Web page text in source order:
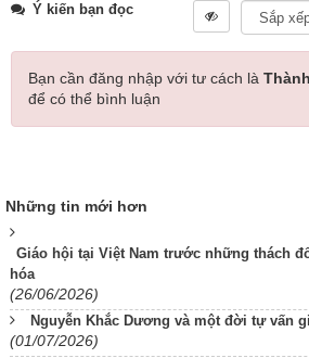
Ý kiến bạn đọc
Bạn cần đăng nhập với tư cách là
để có thể bình luận
Những tin mới hơn
Giáo hội tại Việt Nam trước những thách
hóa
(26/06/2026)
Nguyễn Khắc Dương và một đời tự vấn
(01/07/2026)